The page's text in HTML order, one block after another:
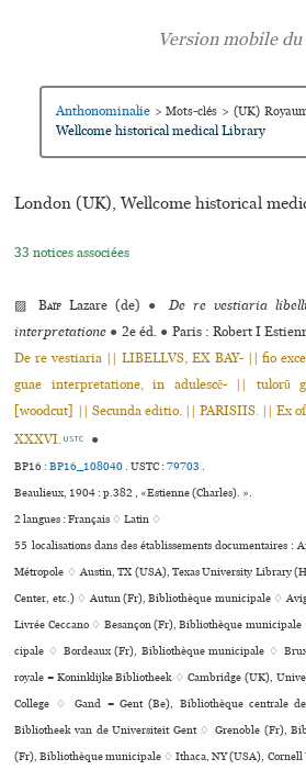
Anthonominalie > Mots-clés > (UK)
Wellcome his­to­ri­cal medi­cal Library
London (UK), Wellcome his­to­ri­cal
33 notices associées
▨Baïf Lazare (de) ●
De re vestiaria
interpretatione ● 2e éd. ● Paris : Robert I
De re vestiaria || LIBELLVS, EX BAY- || fio
guae interpretatione, in adulescẽ- || tulorũ
[woodcut] || Secunda editio. || PARISIIS. || Ex
XXXVI. USTC ●
BP16 :BP16_108040.USTC :79703.
Beaulieux, 1904 : p.382 , «Estienne (Charles). ».
2 langues :Français ♢Latin ♢
55 localisations dans des établissements documentaires :
Métropole ♢ Austin, TX (USA), Texas University Library
Center, etc.) ♢ Autun (Fr), Bibliothèque muni­ci­pale ♢
Livrée Ceccano ♢ Besançon (Fr), Bibliothèque
ci­pale ♢ Bordeaux (Fr), Bibliothèque muni­ci­pale ♢
royale = Koninklijke Bibliotheek ♢ Cambridge (UK),
College ♢ Gand = Gent (Be), Bibliothèque centrale
Bibliotheek van de Universiteit Gent ♢ Grenoble (Fr),
(Fr), Bibliothèque muni­ci­pale ♢ Ithaca, NY (USA),